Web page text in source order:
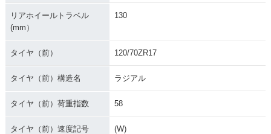
リアホイールトラベル
(mm）
130
タイヤ（前） 120/70ZR17
タイヤ（前）構造名 ラジアル
タイヤ（前）荷重指数 58
タイヤ（前）速度記号 (W)